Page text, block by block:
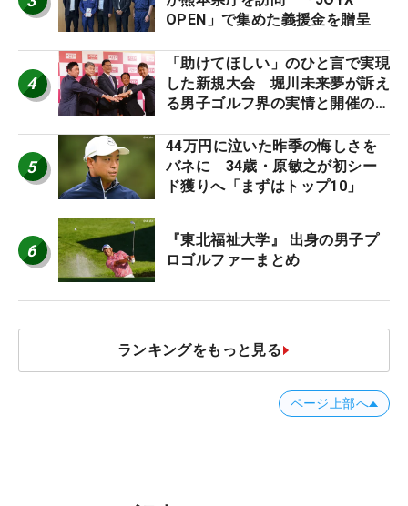
OPEN」で集めた義援金を贈呈
4
「助けてほしい」のひと言で実現
した新規大会 堀川未来夢が訴え
る男子ゴルフ界の実情と開催の舞
5
44万円に泣いた昨季の悔しさを
バネに 34歳・原敏之が初シー
ド獲りへ「まずはトップ10」
6
『東北福祉大学』 出身の男子プ
ロゴルファーまとめ
ランキングをもっと見る
ページ上部へ